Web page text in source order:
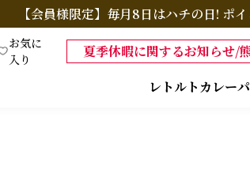
【会員様限定】毎月8日はハチの日! ポ
お気に
入り
夏季休暇に関するお知らせ/
レトルトカレー